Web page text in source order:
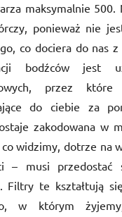
maksymalnie 500.
ponieważ nie
co dociera do nas
bodźców jest
przez
do ciebie za
zakodowana w
widzimy, dotrze na
– musi przedostać
Filtry te kształtują
w którym